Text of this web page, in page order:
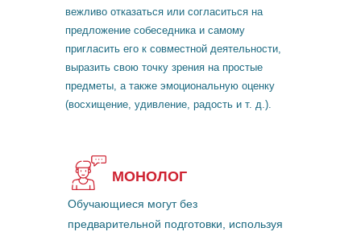
вежливо отказаться или согласиться на
предложение собеседника и самому
пригласить его к совместной деятельности,
выразить свою точку зрения на простые
предметы, а также эмоциональную оценку
(восхищение, удивление, радость и т. д.).
МОНОЛОГ
Обучающиеся могут без
предварительной подготовки, используя